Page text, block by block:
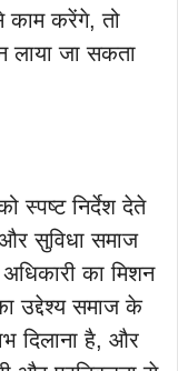
काम करेंगे, तो
लाया जा सकता
स्पष्ट निर्देश देते
सुविधा समाज
का मिशन
उद्देश्य समाज के
दिलाना है, और